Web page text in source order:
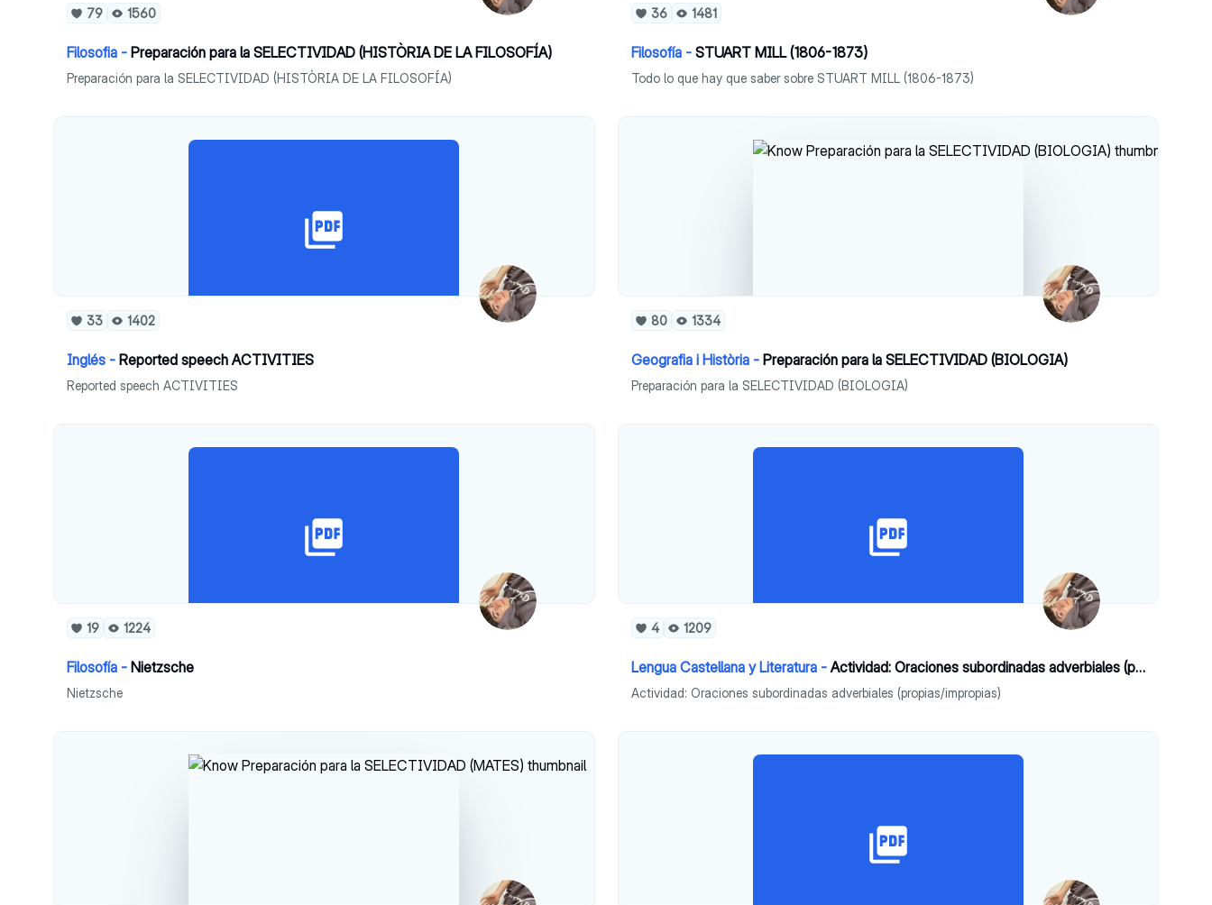
79 1560
Filosofia - Preparación para la SELECTIVIDAD (HISTÒRIA DE LA FILOSOFÍA)
Preparación para la SELECTIVIDAD (HISTÒRIA DE LA FILOSOFÍA)
36 1481
Filosofía - STUART MILL (1806-1873)
Todo lo que hay que saber sobre STUART MILL (1806-1873)
33 1402
Inglés - Reported speech ACTIVITIES
Reported speech ACTIVITIES
80 1334
Geografia i Història - Preparación para la SELECTIVIDAD (BIOLOGIA)
Preparación para la SELECTIVIDAD (BIOLOGIA)
19 1224
Filosofía - Nietzsche
Nietzsche
4 1209
Lengua Castellana y Literatura -Actividad: Oraciones subordinadas adverbiales (propias/impropias)
Actividad: Oraciones subordinadas adverbiales (propias/impropias)